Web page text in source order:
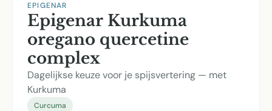
EPIGENAR
Epigenar Kurkuma
oregano quercetine
complex
Dagelijkse keuze voor je spijsvertering — met
Kurkuma
Curcuma